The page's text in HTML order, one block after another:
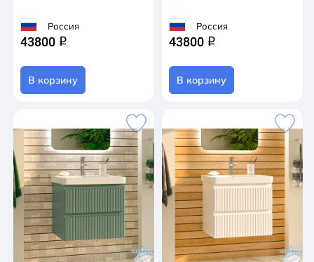
Россия
43800 q
В корзину
Россия
43800 q
В корзину